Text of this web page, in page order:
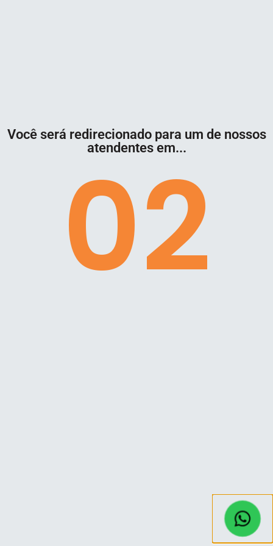
Você será redirecionado para um de nossos
atendentes em...
02